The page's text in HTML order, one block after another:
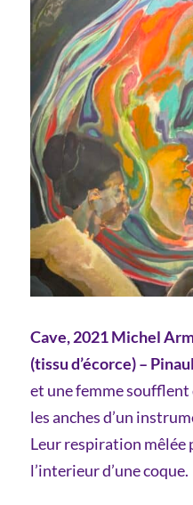
Cave, 2021 Michel
(tissu d’écorce) –
et une femme soufflent
les anches d’un
Leur respiration mêlée
l’interieur d’une coque.